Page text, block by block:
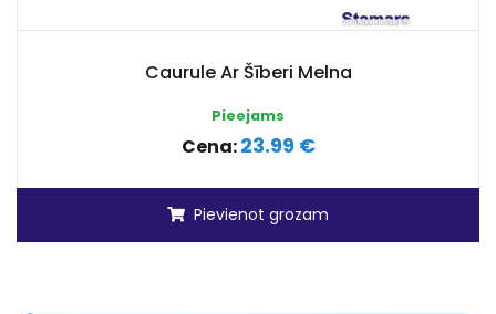
Caurule Ar Šīberi Melna
Pieejams
Cena:23.99 €
Pievienot grozam